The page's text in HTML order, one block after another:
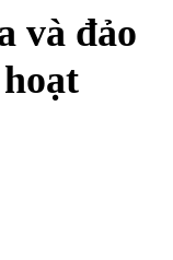
và đảo